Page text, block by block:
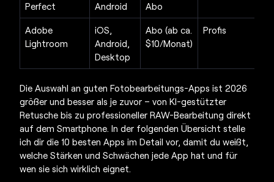
Perfect
Android
Abo
Adobe
Lightroom
iOS,
Android,
Desktop
Abo (ab ca.
$10/Monat)
Profis
Die Auswahl an guten Fotobearbeitungs-Apps ist 2026
größer und besser als je zuvor – von KI-gestützter
Retusche bis zu professioneller RAW-Bearbeitung direkt
auf dem Smartphone. In der folgenden Übersicht stelle
ich dir die 10 besten Apps im Detail vor, damit du weißt,
welche Stärken und Schwächen jede App hat und für
wen sie sich wirklich eignet.